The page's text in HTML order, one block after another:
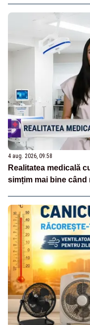
4 aug. 2026, 09:58
Realitatea medicală
simțim mai bine când